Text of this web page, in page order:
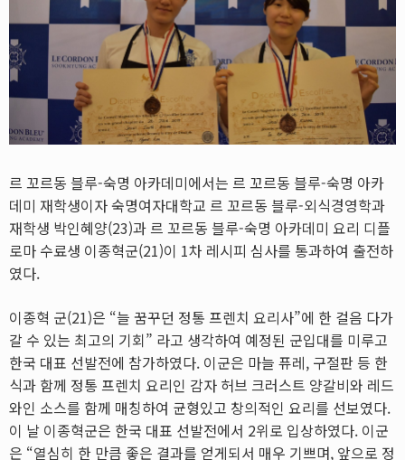
르 꼬르동 블루-숙명 아카데미에서는 르 꼬르동 블루-숙명 아카
데미 재학생이자 숙명여자대학교 르 꼬르동 블루-외식경영학과
재학생 박인혜양(23)과 르 꼬르동 블루-숙명 아카데미 요리 디플
로마 수료생 이종혁군(21)이 1차 레시피 심사를 통과하여 출전하
였다.
이종혁 군(21)은 “늘 꿈꾸던 정통 프렌치 요리사”에 한 걸음 다가
갈 수 있는 최고의 기회” 라고 생각하여 예정된 군입대를 미루고
한국 대표 선발전에 참가하였다. 이군은 마늘 퓨레, 구절판 등 한
식과 함께 정통 프렌치 요리인 감자 허브 크러스트 양갈비와 레드
와인 소스를 함께 매칭하여 균형있고 창의적인 요리를 선보였다.
이 날 이종혁군은 한국 대표 선발전에서 2위로 입상하였다. 이군
은 “열심히 한 만큼 좋은 결과를 얻게되서 매우 기쁘며, 앞으로 정